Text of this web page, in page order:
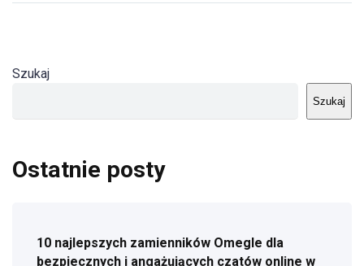
Szukaj
Szukaj
Ostatnie posty
10 najlepszych zamienników Omegle dla
bezpiecznych i angażujących czatów online w